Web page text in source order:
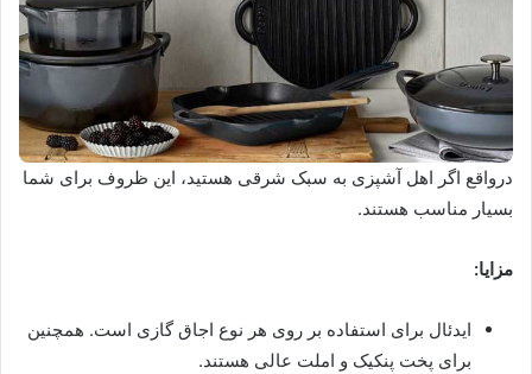
درواقع اگر اهل آشپزی به سبک شرقی هستید، این ظروف برای شما
بسیار مناسب هستند.
مزایا:
ایدئال برای استفاده بر روی هر نوع اجاق گازی است. همچنین
برای پخت پنکیک و املت عالی هستند.